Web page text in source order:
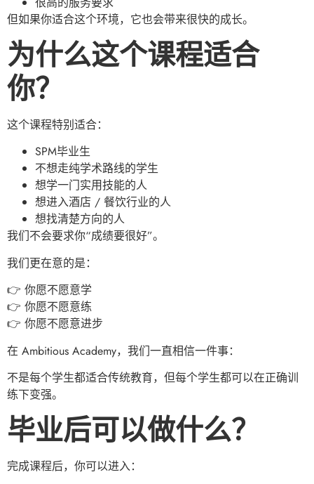
但如果你适合这个环境，它也会带来很快的成长。
为什么这个课程适合
你？
这个课程特别适合：
SPM毕业生
不想走纯学术路线的学生
想学一门实用技能的人
想进入酒店 / 餐饮行业的人
想找清楚方向的人
我们不会要求你“成绩要很好”。
我们更在意的是：
👉 你愿不愿意学
👉 你愿不愿意练
👉 你愿不愿意进步
在 Ambitious Academy，我们一直相信一件事：
不是每个学生都适合传统教育，但每个学生都可以在正确训
练下变强。
毕业后可以做什么？
完成课程后，你可以进入：